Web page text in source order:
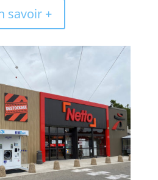
savoir +